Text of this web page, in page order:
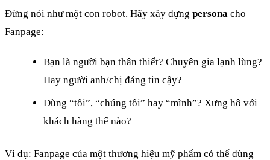
Đừng nói như một con robot. Hãy xây dựng persona cho
Fanpage:
Bạn là người bạn thân thiết? Chuyên gia lạnh lùng?
Hay người anh/chị đáng tin cậy?
Dùng “tôi”, “chúng tôi” hay “mình”? Xưng hô với
khách hàng thế nào?
Ví dụ: Fanpage của một thương hiệu mỹ phẩm có thể dùng